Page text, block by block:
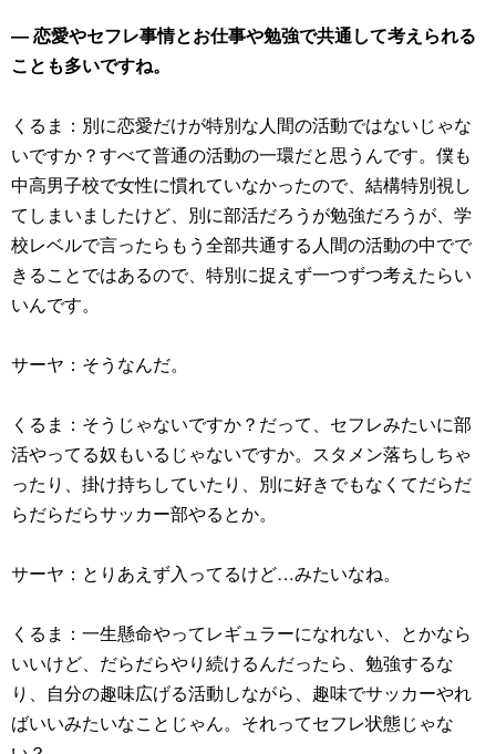
― 恋愛やセフレ事情とお仕事や勉強で共通して考えられる
ことも多いですね。
くるま：別に恋愛だけが特別な人間の活動ではないじゃな
いですか？すべて普通の活動の一環だと思うんです。僕も
中高男子校で女性に慣れていなかったので、結構特別視し
てしまいましたけど、別に部活だろうが勉強だろうが、学
校レベルで言ったらもう全部共通する人間の活動の中でで
きることではあるので、特別に捉えず一つずつ考えたらい
いんです。
サーヤ：そうなんだ。
くるま：そうじゃないですか？だって、セフレみたいに部
活やってる奴もいるじゃないですか。スタメン落ちしちゃ
ったり、掛け持ちしていたり、別に好きでもなくてだらだ
らだらだらサッカー部やるとか。
サーヤ：とりあえず入ってるけど…みたいなね。
くるま：一生懸命やってレギュラーになれない、とかなら
いいけど、だらだらやり続けるんだったら、勉強するな
り、自分の趣味広げる活動しながら、趣味でサッカーやれ
ばいいみたいなことじゃん。それってセフレ状態じゃな